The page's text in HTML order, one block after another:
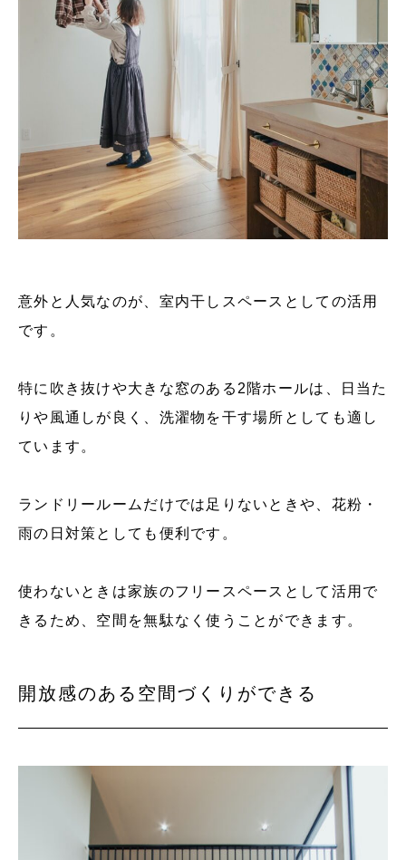
意外と人気なのが、室内干しスペースとしての活用
です。
特に吹き抜けや大きな窓のある2階ホールは、日当た
りや風通しが良く、洗濯物を干す場所としても適し
ています。
ランドリールームだけでは足りないときや、花粉・
雨の日対策としても便利です。
使わないときは家族のフリースペースとして活用で
きるため、空間を無駄なく使うことができます。
開放感のある空間づくりができる